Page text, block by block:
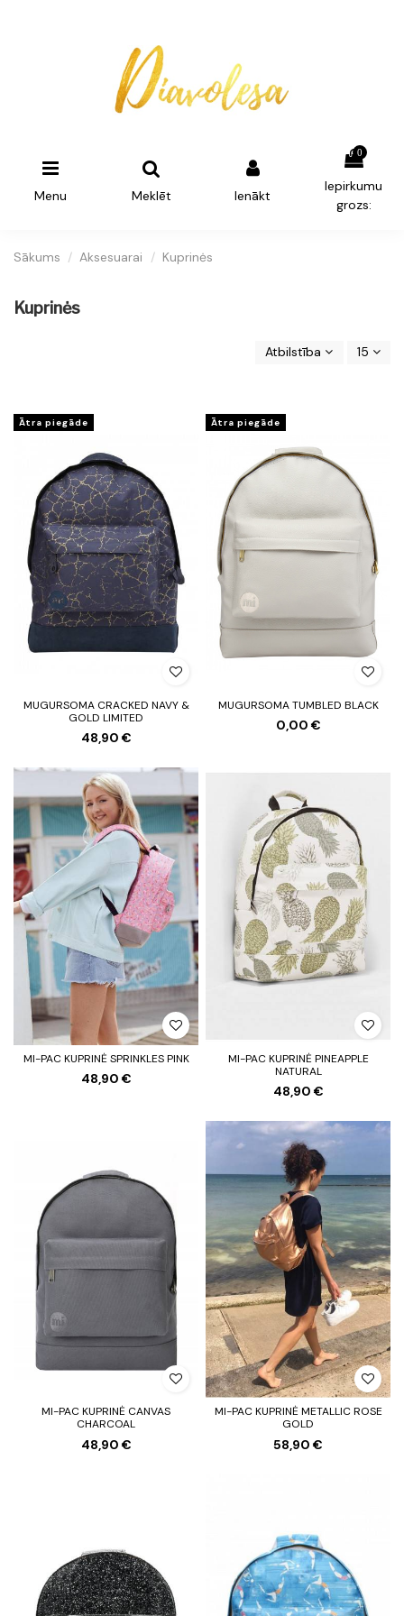
Menu Meklēt Ienākt
0
Iepirkumu
grozs:
Sākums Aksesuarai Kuprinės
Kuprinės
Atbilstība 15
Ātra piegāde
MUGURSOMA CRACKED NAVY &
GOLD LIMITED
48,90 €
Ātra piegāde
MUGURSOMA TUMBLED BLACK
0,00 €
MI-PAC KUPRINĖ SPRINKLES PINK
48,90 €
MI-PAC KUPRINĖ PINEAPPLE
NATURAL
48,90 €
MI-PAC KUPRINĖ CANVAS
CHARCOAL
48,90 €
MI-PAC KUPRINĖ METALLIC ROSE
GOLD
58,90 €